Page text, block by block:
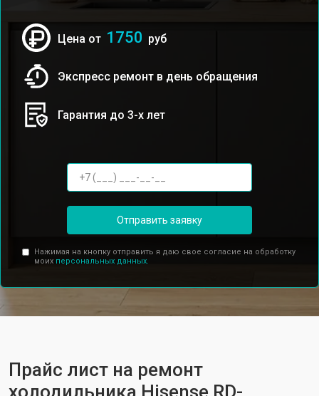
Цена от 1750 руб
Экспресс ремонт в день обращения
Гарантия до 3-х лет
Отправить заявку
Нажимая на кнопку отправить я даю свое согласие на обработку
моих персональных данных.
Прайс лист на ремонт
холодильника Hisense RD-